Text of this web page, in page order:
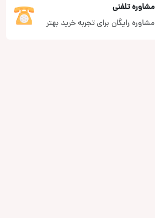
مشاوره تلفنی
مشاوره رایگان برای تجربه خرید بهتر